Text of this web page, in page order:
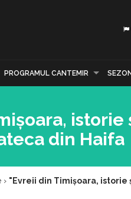
PROGRAMUL CANTEMIR
din Haifa
› "Evreii din Timișoara, istorie